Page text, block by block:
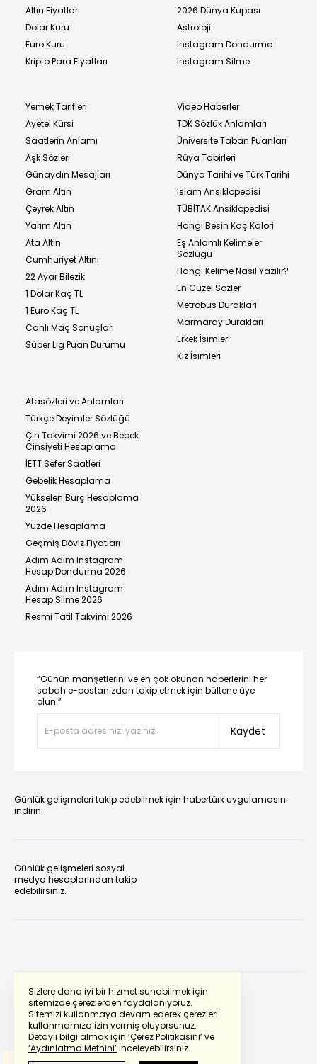
Sizlere daha iyi bir hizmet sunabilmek için
sitemizde çerezlerden faydalanıyoruz.
Sitemizi kullanmaya devam ederek çerezleri
kullanmamıza izin vermiş oluyorsunuz.
Detaylı bilgi almak için ‘Çerez Politikasını’ve
‘Aydınlatma Metnini’inceleyebilirsiniz.
Altın Fiyatları
Dolar Kuru
Euro Kuru
Kripto Para Fiyatları
2026 Dünya Kupası
Astroloji
Instagram Dondurma
Instagram Silme
Yemek Tarifleri
Ayetel Kürsi
Saatlerin Anlamı
Aşk Sözleri
Günaydın Mesajları
Gram Altın
Çeyrek Altın
Yarım Altın
Ata Altın
Cumhuriyet Altını
22 Ayar Bilezik
1 Dolar Kaç TL
1 Euro Kaç TL
Canlı Maç Sonuçları
Süper Lig Puan Durumu
Video Haberler
TDK Sözlük Anlamları
Üniversite Taban Puanları
Rüya Tabirleri
Dünya Tarihi ve Türk Tarihi
İslam Ansiklopedisi
TÜBİTAK Ansiklopedisi
Hangi Besin Kaç Kalori
Eş Anlamlı Kelimeler
Sözlüğü
Hangi Kelime Nasıl Yazılır?
En Güzel Sözler
Metrobüs Durakları
Marmaray Durakları
Erkek İsimleri
Kız İsimleri
Atasözleri ve Anlamları
Türkçe Deyimler Sözlüğü
Çin Takvimi 2026 ve Bebek
Cinsiyeti Hesaplama
İETT Sefer Saatleri
Gebelik Hesaplama
Yükselen Burç Hesaplama
2026
Yüzde Hesaplama
Geçmiş Döviz Fiyatları
Adım Adım Instagram
Hesap Dondurma 2026
Adım Adım Instagram
Hesap Silme 2026
Resmi Tatil Takvimi 2026
“Günün manşetlerini ve en çok okunan haberlerini her
sabah e-postanızdan takip etmek için bültene üye
olun.”
Kaydet
Günlük gelişmeleri takip edebilmek için habertürk uygulamasını
indirin
Günlük gelişmeleri sosyal
medya hesaplarından takip
edebilirsiniz.
Powered by Translate